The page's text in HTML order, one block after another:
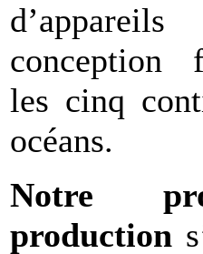
conception
les cinq
océans.
Notre
production